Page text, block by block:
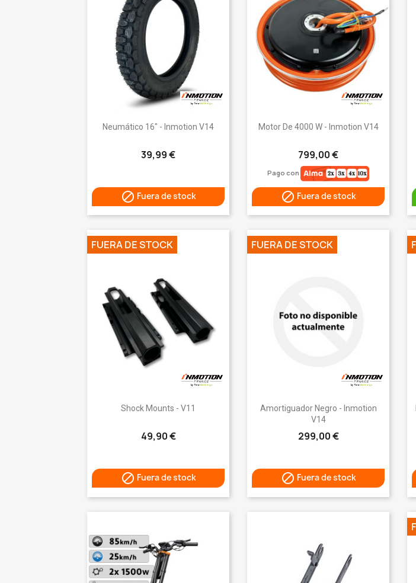
Vista rápida
Neumático 16" - Inmotion V14
39,99 €
 Fuera de stock
Vista rápida
Motor De 4000 W - Inmotion V14
799,00 €
Pago con
 Fuera de stock
Vista rápida
Shock Mounts - V11
49,90 €
 Fuera de stock
FUERA DE STOCK
Vista rápida
Amortiguador Negro - Inmotion
V14
299,00 €
 Fuera de stock
FUERA DE STOCK